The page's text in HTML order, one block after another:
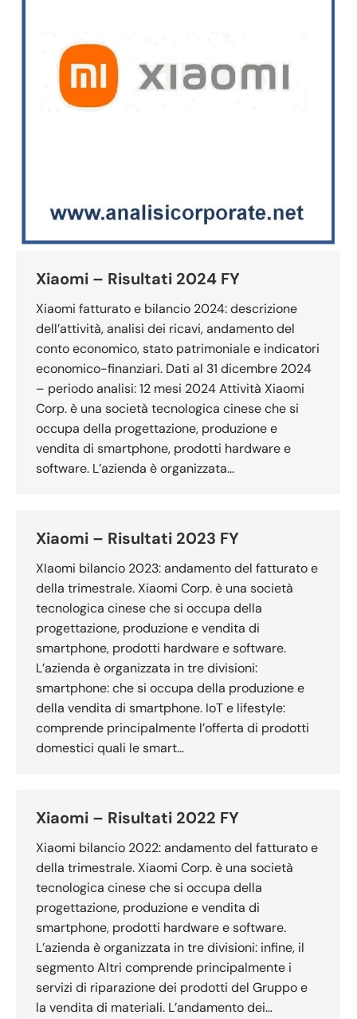
Xiaomi – Risultati 2024 FY
Xiaomi fatturato e bilancio 2024: descrizione
dell’attività, analisi dei ricavi, andamento del
conto economico, stato patrimoniale e indicatori
economico-finanziari. Dati al 31 dicembre 2024
– periodo analisi: 12 mesi 2024 Attività Xiaomi
Corp. è una società tecnologica cinese che si
occupa della progettazione, produzione e
vendita di smartphone, prodotti hardware e
software. L’azienda è organizzata…
Xiaomi – Risultati 2023 FY
XIaomi bilancio 2023: andamento del fatturato e
della trimestrale. Xiaomi Corp. è una società
tecnologica cinese che si occupa della
progettazione, produzione e vendita di
smartphone, prodotti hardware e software.
L’azienda è organizzata in tre divisioni:
smartphone: che si occupa della produzione e
della vendita di smartphone. IoT e lifestyle:
comprende principalmente l’offerta di prodotti
domestici quali le smart…
Xiaomi – Risultati 2022 FY
Xiaomi bilancio 2022: andamento del fatturato e
della trimestrale. Xiaomi Corp. è una società
tecnologica cinese che si occupa della
progettazione, produzione e vendita di
smartphone, prodotti hardware e software.
L’azienda è organizzata in tre divisioni: infine, il
segmento Altri comprende principalmente i
servizi di riparazione dei prodotti del Gruppo e
la vendita di materiali. L’andamento dei…